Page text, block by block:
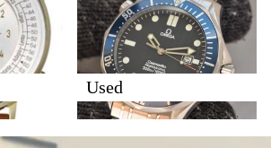
Used